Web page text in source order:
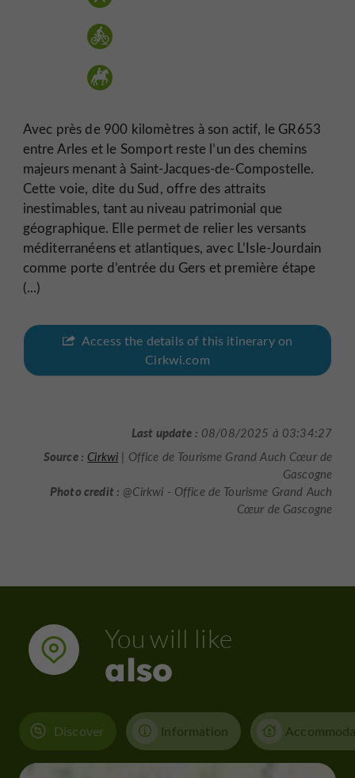
Avec près de 900 kilomètres à son actif, le GR653
entre Arles et le Somport reste l’un des chemins
majeurs menant à Saint-Jacques-de-Compostelle.
Cette voie, dite du Sud, offre des attraits
inestimables, tant au niveau patrimonial que
géographique. Elle permet de relier les versants
méditerranéens et atlantiques, avec L’Isle-Jourdain
comme porte d’entrée du Gers et première étape
(...)
Access the details of this itinerary on
Cirkwi.com
Last update : 08/08/2025 à 03:34:27
Source : Cirkwi | Office de Tourisme Grand Auch Cœur de
Gascogne
Photo credit : @Cirkwi - Office de Tourisme Grand Auch
Cœur de Gascogne
You will like
also
Discover Information